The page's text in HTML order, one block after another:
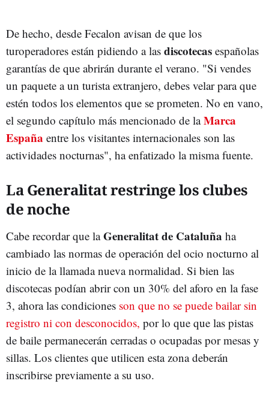
De hecho, desde Fecalon avisan de que los
turoperadores están pidiendo a las discotecas españolas
garantías de que abrirán durante el verano. "Si vendes
un paquete a un turista extranjero, debes velar para que
estén todos los elementos que se prometen. No en vano,
el segundo capítulo más mencionado de laMarca
España entre los visitantes internacionales son las
actividades nocturnas", ha enfatizado la misma fuente.
La Generalitat restringe los clubes
de noche
Cabe recordar que laGeneralitat de Cataluña ha
cambiado las normas de operación del ocio nocturno al
inicio de la llamada nueva normalidad. Si bien las
discotecas podían abrir con un 30% del aforo en la fase
3, ahora las condiciones son que no se puede bailar sin
registro ni con desconocidos, por lo que que las pistas
de baile permanecerán cerradas o ocupadas por mesas y
sillas. Los clientes que utilicen esta zona deberán
inscribirse previamente a su uso.